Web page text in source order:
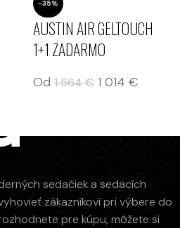
-35%
AUSTIN AIR GELTOUCH
1+1 ZADARMO
Od 1 564€ 1 014 €
sedačiek a sedacích
zákazníkovi pri výbere do
pre kúpu, môžete si